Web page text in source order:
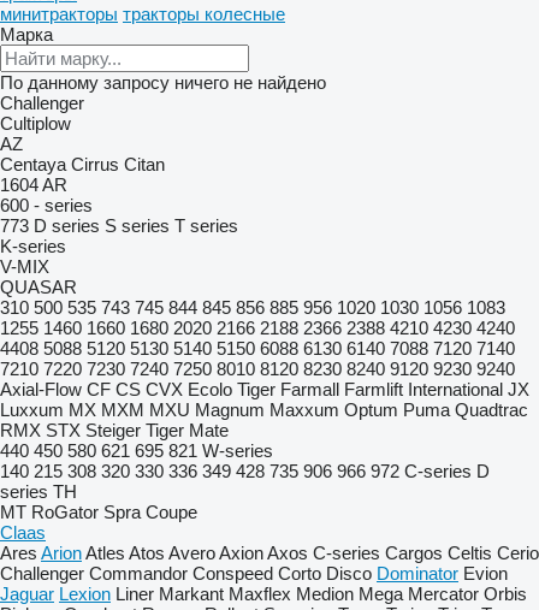
минитракторы тракторы колесные
Марка
По данному запросу ничего не найдено
Challenger
Cultiplow
AZ
Centaya Cirrus Citan
1604AR
600 - series
773 D series S series T series
K-series
V-MIX
QUASAR
310 500 535 743 745 844 845 856 885 956 1020 1030 1056 1083
1255 1460 1660 1680 2020 2166 2188 2366 2388 4210 4230 4240
4408 5088 5120 5130 5140 5150 6088 6130 6140 7088 7120 7140
7210 7220 7230 7240 7250 8010 8120 8230 8240 9120 9230 9240
Axial-Flow CF CS CVX Ecolo Tiger Farmall Farmlift International JX
Luxxum MX MXM MXU Magnum Maxxum Optum Puma Quadtrac
RMX STX Steiger Tiger Mate
440 450 580 621 695 821 W-series
140 215 308 320 330 336 349 428 735 906 966 972 C-series D
series TH
MT RoGator Spra Coupe
Claas
Ares ArionAtles Atos AveroAxionAxos C-series Cargos Celtis Cerio
Challenger Commandor Conspeed Corto Disco Dominator Evion
Jaguar Lexion Liner Markant Maxflex Medion Mega Mercator Orbis